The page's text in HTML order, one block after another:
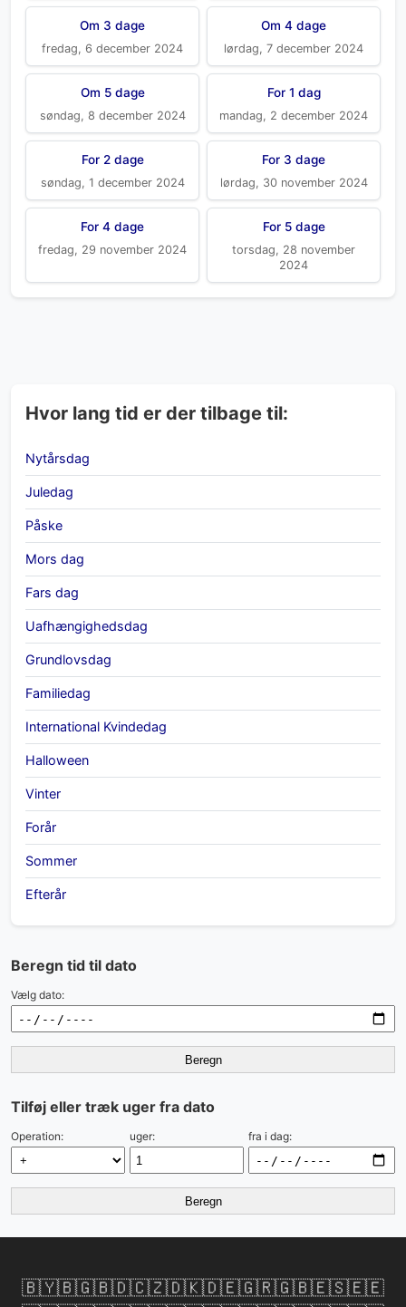
Om 3 dage
fredag, 6 december 2024
Om 4 dage
lørdag, 7 december 2024
Om 5 dage
søndag, 8 december 2024
For 1 dag
mandag, 2 december 2024
For 2 dage
søndag, 1 december 2024
For 3 dage
lørdag, 30 november 2024
For 4 dage
fredag, 29 november 2024
For 5 dage
torsdag, 28 november
2024
Hvor lang tid er der tilbage til:
Nytårsdag
Juledag
Påske
Mors dag
Fars dag
Uafhængighedsdag
Grundlovsdag
Familiedag
International Kvindedag
Halloween
Vinter
Forår
Sommer
Efterår
Beregn tid til dato
Vælg dato:
Beregn
Tilføj eller træk uger fra dato
Operation: uger: fra i dag:
Beregn
🇧🇾🇧🇬🇧🇩🇨🇿🇩🇰🇩🇪🇬🇷🇬🇧🇪🇸🇪🇪